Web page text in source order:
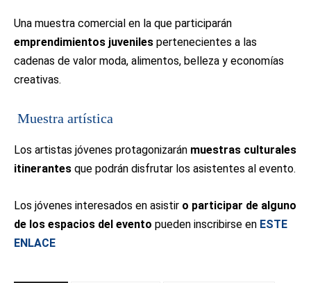
Una muestra comercial en la que participarán
emprendimientos juveniles pertenecientes a las
cadenas de valor moda, alimentos, belleza y economías
creativas.
Muestra artística
Los artistas jóvenes protagonizarán muestras culturales
itinerantes que podrán disfrutar los asistentes al evento.
Los jóvenes interesados en asistir o participar de alguno
de los espacios del evento pueden inscribirse en ESTE
ENLACE